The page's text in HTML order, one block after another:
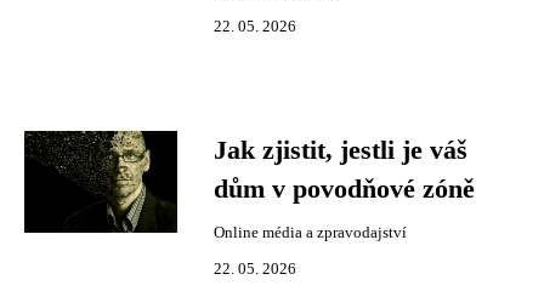
22. 05. 2026
Jak zjistit, jestli je váš
dům v povodňové zóně
Online média a zpravodajství
22. 05. 2026